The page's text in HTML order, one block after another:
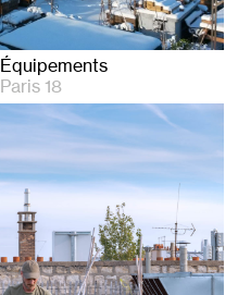
Équipements
Paris 18